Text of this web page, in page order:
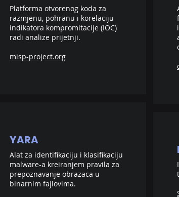
Platforma otvorenog koda za
razmjenu, pohranu i korelaciju
indikatora kompromitacije (IOC)
radi analize prijetnji.
misp-project.org
YARA
Alat za identifikaciju i klasifikaciju
malware-a kreiranjem pravila za
prepoznavanje obrazaca u
binarnim fajlovima.